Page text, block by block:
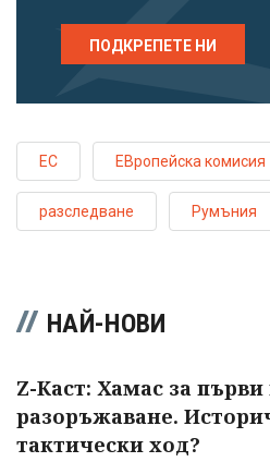
ПОДКРЕПЕТЕ НИ
ЕС ЕВропейска комисия
разследване Румъния
НАЙ-НОВИ
Z-Каст: Хамас за
разоръжаване.
тактически ход?